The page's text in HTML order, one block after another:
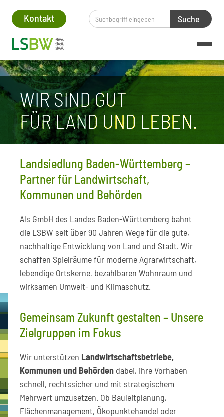
springen
Kontakt
WIR SIND GUT
FÜR LAND UND LEBEN.
Landsiedlung Baden-Württemberg –
Partner für Landwirtschaft,
Kommunen und Behörden
Als GmbH des Landes Baden-Württemberg bahnt
die LSBW seit über 90 Jahren Wege für die gute,
nachhaltige Entwicklung von Land und Stadt. Wir
schaffen Spielräume für moderne Agrarwirtschaft,
lebendige Ortskerne, bezahlbaren Wohnraum und
wirksamen Umwelt- und Klimaschutz.
Gemeinsam Zukunft gestalten – Unsere
Zielgruppen im Fokus
Wir unterstützen Landwirtschaftsbetriebe,
Kommunen und Behörden dabei, ihre Vorhaben
schnell, rechtssicher und mit strategischem
Mehrwert umzusetzen. Ob Bauleitplanung,
Flächenmanagement, Ökopunktehandel oder